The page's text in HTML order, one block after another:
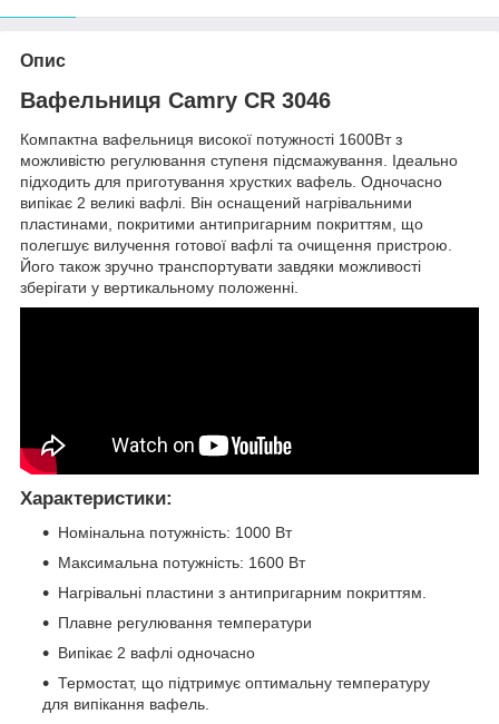
Опис
Вафельниця Camry CR 3046
Компактна вафельниця високої потужності 1600Вт з
можливістю регулювання ступеня підсмажування. Ідеально
підходить для приготування хрустких вафель. Одночасно
випікає 2 великі вафлі. Він оснащений нагрівальними
пластинами, покритими антипригарним покриттям, що
полегшує вилучення готової вафлі та очищення пристрою.
Його також зручно транспортувати завдяки можливості
зберігати у вертикальному положенні.
Характеристики:
Номінальна потужність: 1000 Вт
Максимальна потужність: 1600 Вт
Нагрівальні пластини з антипригарним покриттям.
Плавне регулювання температури
Випікає 2 вафлі одночасно
Термостат, що підтримує оптимальну температуру
для випікання вафель.